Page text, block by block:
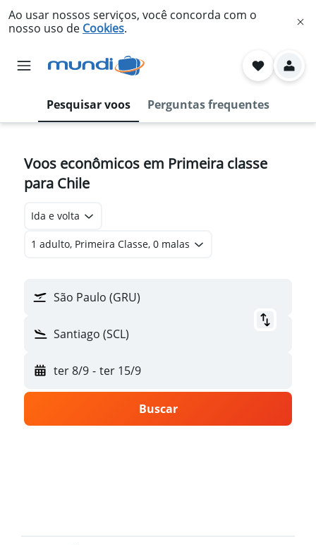
Ao usar nossos serviços, você concorda com o
nosso uso de Cookies.
Pesquisar voos Perguntas frequentes
Voos econômicos em Primeira classe
para Chile
Ida e volta
1 adulto, Primeira Classe, 0 malas
São Paulo (GRU)
Santiago (SCL)
ter 8/9 - ter 15/9
Buscar